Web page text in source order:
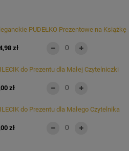
PUDEŁKO Prezentowe na Książkę
zł
do Prezentu dla Małej Czytelniczki
zł
do Prezentu dla Małego Czytelnika
zł